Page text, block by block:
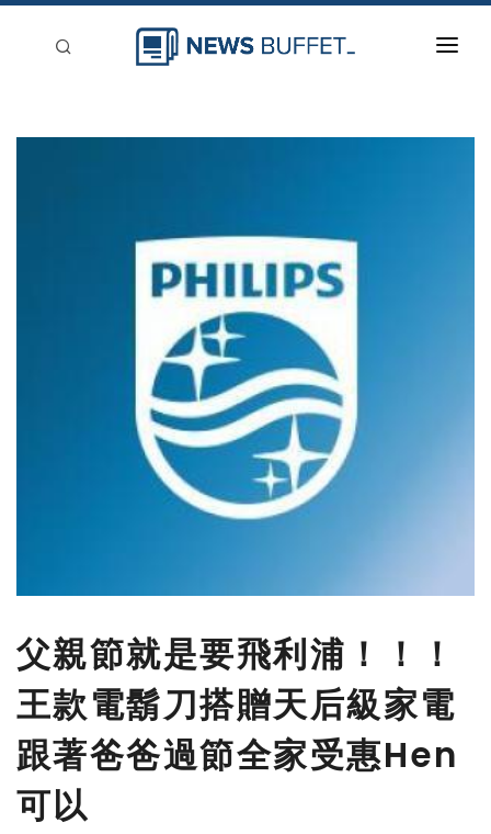
父親節就是要飛利浦！！！
王款電鬍刀搭贈天后級家電
跟著爸爸過節全家受惠Hen
可以